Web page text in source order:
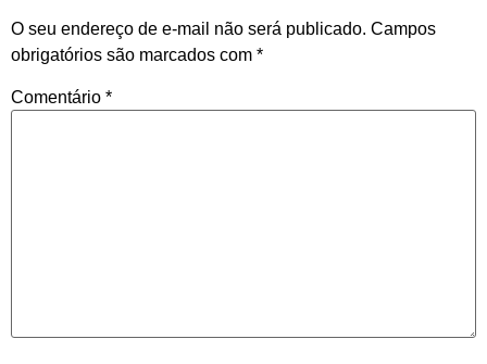
O seu endereço de e-mail não será publicado. Campos
obrigatórios são marcados com *
Comentário *